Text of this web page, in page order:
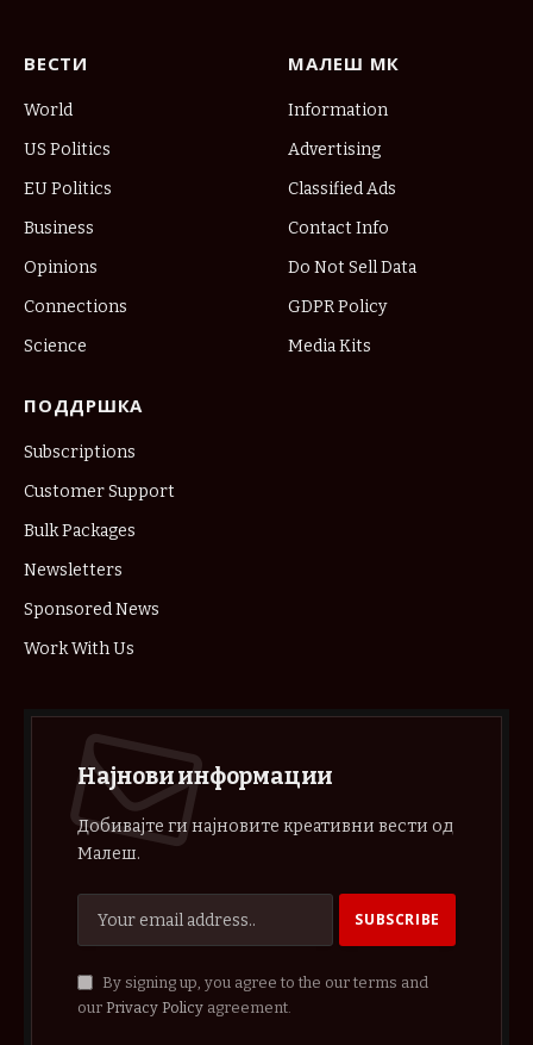
ВЕСТИ
World
US Politics
EU Politics
Business
Opinions
Connections
Science
МАЛЕШ МК
Information
Advertising
Classified Ads
Contact Info
Do Not Sell Data
GDPR Policy
Media Kits
ПОДДРШКА
Subscriptions
Customer Support
Bulk Packages
Newsletters
Sponsored News
Work With Us
Најнови информации
Добивајте ги најновите креативни вести од
Малеш.
By signing up, you agree to the our terms and
our Privacy Policyagreement.